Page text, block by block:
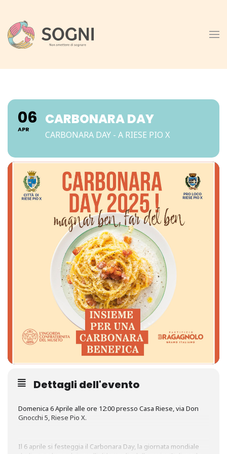
Skip to main content
06
APR
CARBONARA DAY
CARBONARA DAY - A RIESE PIO X
Dettagli dell'evento
Domenica 6 Aprile alle ore 12:00 presso Casa Riese, via Don
Gnocchi 5, Riese Pio X.
Il 6 aprile si festeggia il Carbonara Day, la giornata mondiale